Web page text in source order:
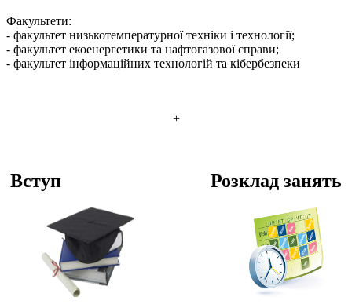
Факультети:
- факультет низькотемпературної техніки і технології;
- факультет екоенергетики та нафтогазової справи;
- факультет інформаційних технологій та кібербезпеки
+
Вступ Розклад занять